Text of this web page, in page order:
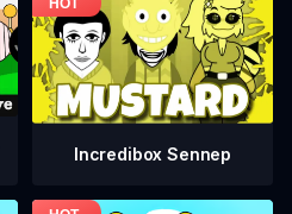
Incredibox Sennep